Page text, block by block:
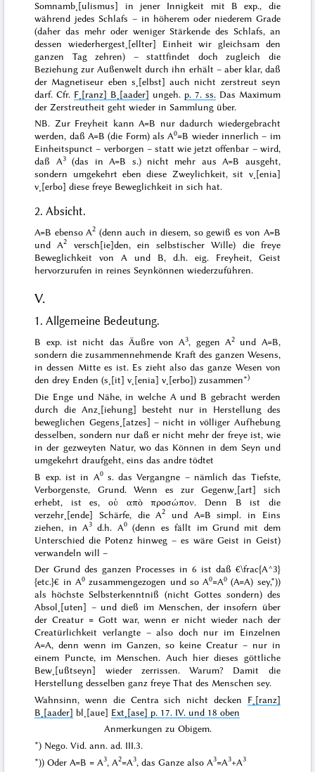
Somnamb˖[ulismus] in jener Innigkeit mit B exp., die
während jedes Schlafs – in höherem oder niederem Grade
(daher das mehr oder weniger Stärkende des Schlafs, an
dessen wiederhergest˖[ellter] Einheit wir gleichsam den
ganzen Tag zehren) – stattfindet doch zugleich die
Beziehung zur Außenwelt durch ihn erhält – aber klar, daß
der Magnetiseur eben s˖[elbst] auch nicht zerstreut seyn
darf. Cfr. F˖[ranz] B˖[aader] ungeh. p. 7. ss. Das Maximum
der Zerstreutheit geht wieder in Sammlung über.
NB. Zur Freyheit kann A=B nur dadurch wiedergebracht
werden, daß A=B (die Form) als A0=B wieder innerlich – im
Einheitspunct – verborgen – statt wie jetzt offenbar – wird,
daß A3(das in A=B s.) nicht mehr aus A=B ausgeht,
sondern umgekehrt eben diese Zweylichkeit,sit v˖[enia]
v˖[erbo] diese freye Beweglichkeit in sich hat.
2. Absicht.
A=B ebenso A2 (denn auch in diesem, so gewiß es von A=B
und A2
versch[ie]den, ein selbstischer Wille) die freye
Beweglichkeit von A und B, d.h. eig. Freyheit, Geist
hervorzurufen in reines Seynkönnen wiederzuführen.
V.
1. Allgemeine Bedeutung.
B exp. ist nicht das Äußre von A3, gegen A2
und A=B,
sondern die zusammennehmende Kraft des ganzen Wesens,
in dessen Mitte es ist. Es zieht also das ganze Wesen von
den drey Enden (s˖[it] v˖[enia] v˖[erbo]) zusammen*)
Die Enge und Nähe, in welche A und B gebracht werden
durch die Anz˖[iehung] besteht nur in Herstellung des
beweglichen Gegens˖[atzes] – nicht in völliger Aufhebung
desselben, sondern nur daß er nicht mehr der freyeist, wie
in der gezweyten Natur, wo das Können in dem Seyn und
umgekehrt draufgeht, eins das andre tödtet
B exp. ist in A0s. dasVergangne – nämlich das Tiefste,
Verborgenste, Grund. Wenn es zur Gegenw˖[art] sich
erhebt, ist es,οὑ απὸ προσώπον. Denn B ist die
verzehr˖[ende] Schärfe, die A2
und A=B simpl. in Eins
ziehen, in A3 d.h. A0(denn es fällt im Grund mit dem
Unterschied die Potenz hinweg – es wäre Geist in Geist)
verwandeln will –
Der Grund des ganzen Processes in 6 ist daß €\frac{A^3}
{etc.}€ in A0zusammengezogen und so A0=A0 (A=A) sey,*))
als höchste Selbsterkenntniß (nicht Gottes sondern) des
Absol˖[uten] – und dieß im Menschen, der insofern über
der Creatur = Gott war, wenn er nicht wieder nach der
Creatürlichkeit verlangte – also doch nur im Einzelnen
A=A, denn wenn im Ganzen, so keine Creatur – nur in
einem Puncte, im Menschen. Auch hier dieses göttliche
Bew˖[ußtseyn] wieder zerrissen. Warum? Damit die
Herstellung desselben ganz freye That des Menschen sey.
Wahnsinn, wenn die Centra sich nicht decken F˖[ranz]
B˖[aader] bl˖[aue] Ext˖[ase] p. 17. IV. und 18 oben
Anmerkungen zu Obigem.
*) Nego. Vid. ann. ad. III.3.
*)) Oder A=B = A3, A2=A3, das Ganze also A3=A3+A3